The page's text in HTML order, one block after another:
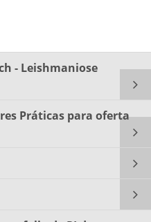
- Leishmaniose
Práticas para oferta